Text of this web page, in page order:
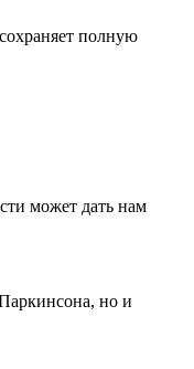
полную
может дать нам
но и